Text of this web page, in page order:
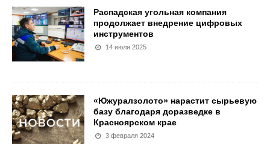
Распадская угольная компания
продолжает внедрение цифровых
инструментов
14 июля 2025
«Южуралзолото» нарастит сырьевую
базу благодаря доразведке в
Красноярском крае
3 февраля 2024